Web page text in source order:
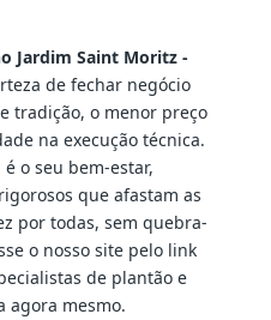
Jardim Saint Moritz -
de fechar negócio
tradição, o menor preço
na execução técnica.
o seu bem-estar,
que afastam as
por todas, sem quebra-
o nosso site pelo link
de plantão e
agora mesmo.